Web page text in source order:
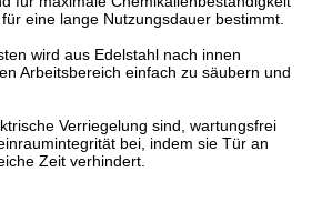
eine lange Nutzungsdauer bestimmt.
wird aus Edelstahl nach innen
Arbeitsbereich einfach zu säubern und
Verriegelung sind, wartungsfrei
bei, indem sie Tür an
Zeit verhindert.